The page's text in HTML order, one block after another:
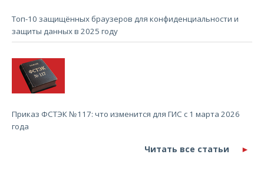
Топ-10 защищённых браузеров для конфиденциальности и
защиты данных в 2025 году
Приказ ФСТЭК №117: что изменится для ГИС с 1 марта 2026
года
Читать все статьи